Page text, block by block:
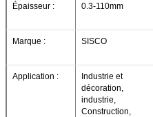
Épaisseur : 0.3-110mm
Marque : SISCO
Application :
Industrie et
décoration,
industrie,
Construction,